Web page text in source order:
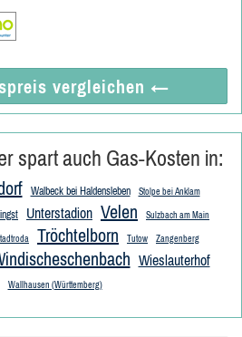
vergleichen ←
spart auch Gas-Kosten in:
Walbeck bei Haldensleben Stolpe bei Anklam
Unterstadion Velen Sulzbach am Main
Tröchtelborn Tutow Zangenberg
Wieslauterhof
Wallhausen (Württemberg)